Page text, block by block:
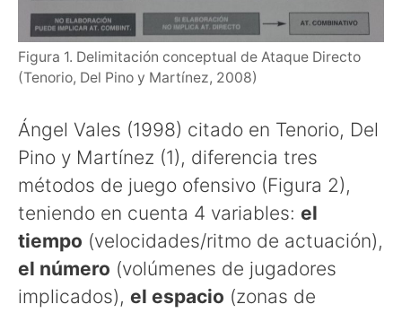
Figura 1. Delimitación conceptual de Ataque Directo
(Tenorio, Del Pino y Martínez, 2008)
Ángel Vales (1998) citado en Tenorio, Del
Pino y Martínez (1), diferencia tres
métodos de juego ofensivo (Figura 2),
teniendo en cuenta 4 variables: el
tiempo (velocidades/ritmo de actuación),
el número (volúmenes de jugadores
implicados), el espacio (zonas de